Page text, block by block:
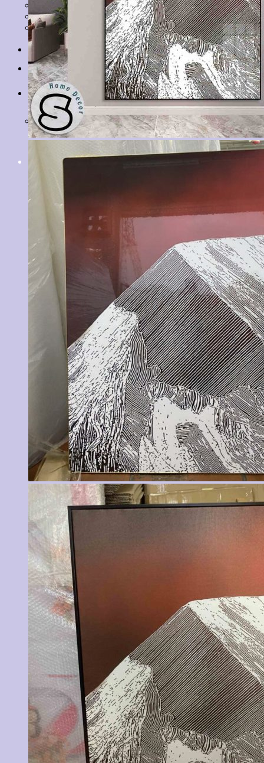
Tranh Lá Cây
Tranh Cá Chép
Tranh Tĩnh Vật
Tranh Đồng Quê
Tranh Thuỷ Mặc
Tranh Con Hổ
Tin tức
Liên hệ
Giỏ hàng
Chưa có sản phẩm trong giỏ hàng.
Tìm